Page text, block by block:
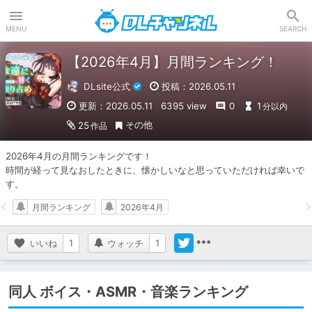
MENU SEARCH
【2026年4月】月間ランキング！
DLsite公式
投稿：2026.05.11
更新：2026.05.11
6395 view 0 1 分以内
25作品 その他
2026年4月の月間ランキングです！
時間が経って見なおしたときに、懐かしいなと思っていただければ幸いで
す。
いいね 1 ウォッチ 1
月間ランキング 2026年4月
同人 ボイス・ASMR・音楽ランキング